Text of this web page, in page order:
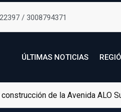
/ 3008794371
ÚLTIMAS NOTICIAS
de la Avenida ALO